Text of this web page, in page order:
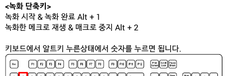
<녹화 단축키>
녹화 시작 & 녹화 완료 Alt + 1
녹화한 메크로 재생 & 매크로 중지 Alt + 2
키보드에서 알트키 누른상태에서 숫자를 누르면 됩니다.